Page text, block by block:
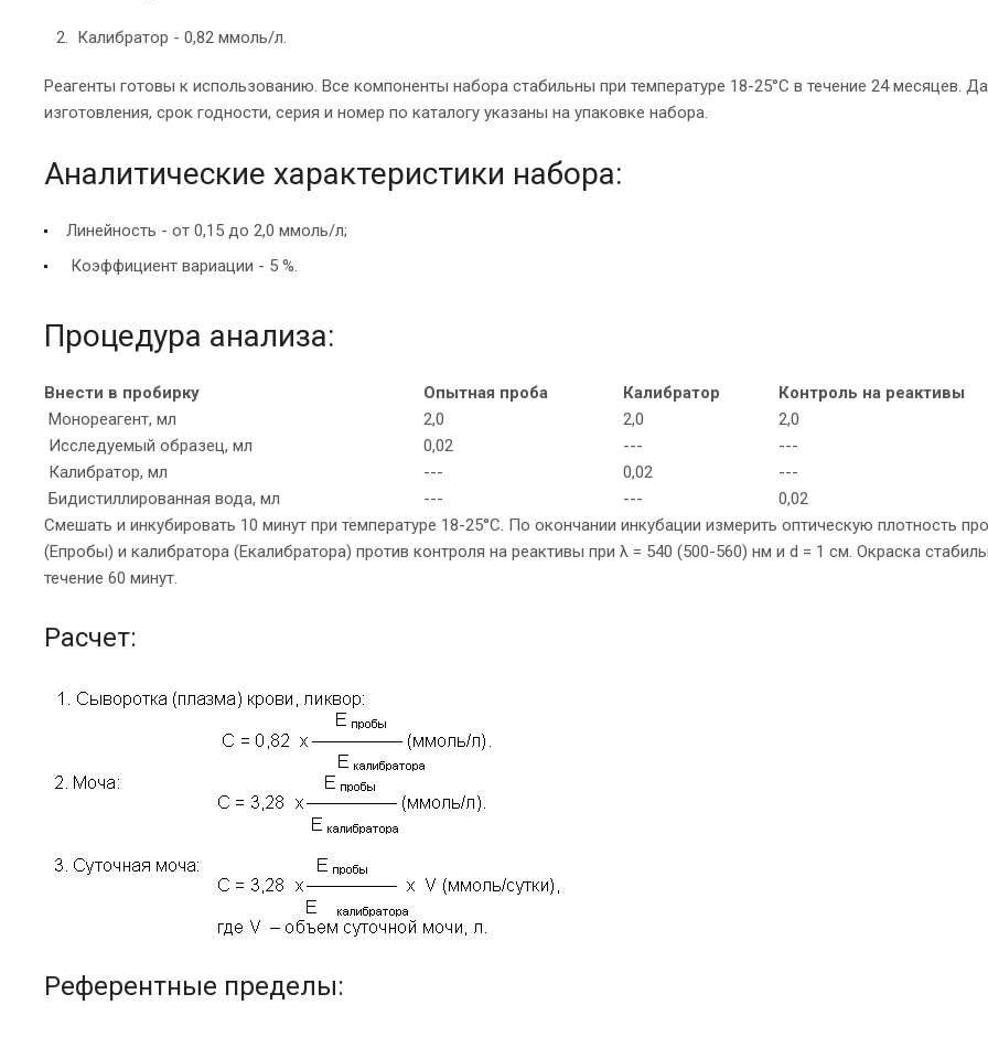
Калибратор - 0,82 ммоль/л.
Реагенты готовы к использованию. Все компоненты набора стабильны при температуре 18-25°С в течение 24 месяцев.
изготовления, срок годности, серия и номер по каталогу указаны на упаковке набора.
Аналитические характеристики набора:
Линейность - от 0,15 до 2,0 ммоль/л;
Коэффициент вариации - 5 %.
Процедура анализа:
Внести в пробирку Опытная проба Калибратор
Контроль на реактивы
Монореагент, мл
2,0 2,0
2,0
Исследуемый образец, мл
0,02 ---
---
Калибратор, мл
--- 0,02
---
Бидистиллированная вода, мл
--- ---
0,02
Смешать и инкубировать 10 минут при температуре 18-25°С. По окончании инкубации измерить оптическую плотность
(Епробы) и калибратора (Екалибратора) против контроля на реактивы при λ = 540 (500-560) нм и d = 1 см. Окраска
течение 60 минут.
Расчет:
Референтные пределы: